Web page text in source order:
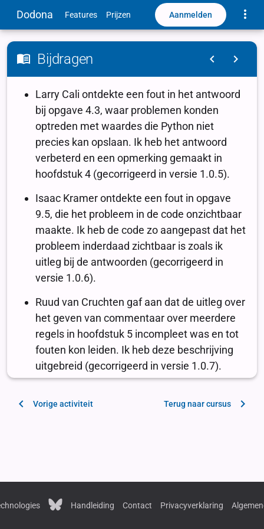
Dodona Features Prijzen Aanmelden
Bijdragen
Vorige activiteit Terug naar cursus
Handleiding Contact Privacyverklaring